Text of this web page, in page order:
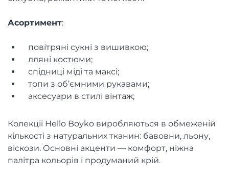
Асортимент:
повітряні сукні з вишивкою;
лляні костюми;
спідниці міді та максі;
топи з об’ємними рукавами;
аксесуари в стилі вінтаж;
Колекції Hello Boyko виробляються в обмеженій
кількості з натуральних тканин: бавовни, льону,
віскози. Основні акценти — комфорт, ніжна
палітра кольорів і продуманий крій.